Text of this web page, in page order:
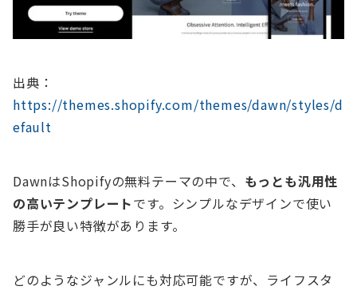
出典：
https://themes.shopify.com/themes/dawn/styles/d
efault
DawnはShopifyの無料テーマの中で、 もっとも汎用性
の高いテンプレートです。シンプルなデザインで使い
勝手が良い特徴があります。
どのようなジャンルにも対応可能ですが、ライフスタ